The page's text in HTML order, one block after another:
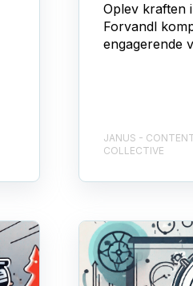
Oplev kraften
Forvandl
engagerende
JANUS -
COLLECTIVE